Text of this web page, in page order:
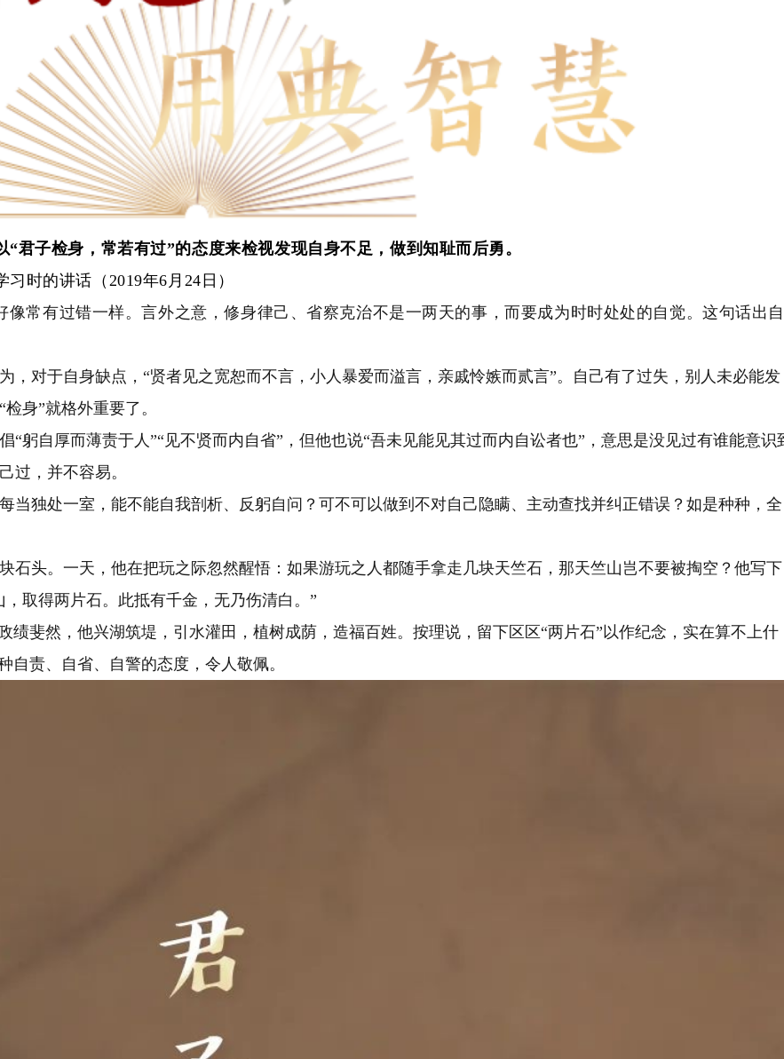
君子检身，常若有过”的态度来检视发现自身不足，做到知耻而后勇。
时的讲话（2019年6月24日）
常有过错一样。言外之意，修身律己、省察克治不是一两天的事，而要成为时时处处的自觉。这句话出
，对于自身缺点，“贤者见之宽恕而不言，小人暴爱而溢言，亲戚怜嫉而贰言”。自己有了过失，别人未必能发
身”就格外重要了。
躬自厚而薄责于人”“见不贤而内自省”，但他也说“吾未见能见其过而内自讼者也”，意思是没见过有谁能意识
过，并不容易。
当独处一室，能不能自我剖析、反躬自问？可不可以做到不对自己隐瞒、主动查找并纠正错误？如是种种，全
石头。一天，他在把玩之际忽然醒悟：如果游玩之人都随手拿走几块天竺石，那天竺山岂不要被掏空？他写下
取得两片石。此抵有千金，无乃伤清白。”
绩斐然，他兴湖筑堤，引水灌田，植树成荫，造福百姓。按理说，留下区区“两片石”以作纪念，实在算不上什
自责、自省、自警的态度，令人敬佩。